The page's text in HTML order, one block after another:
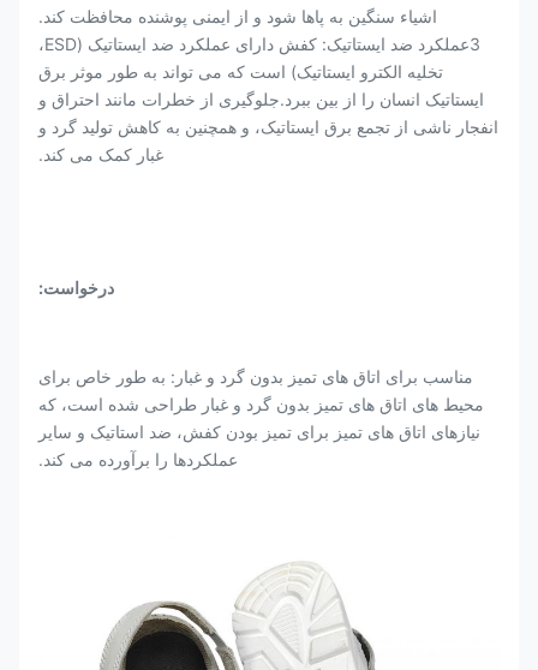
اشیاء سنگین به پاها شود و از ایمنی پوشنده محافظت کند.
3عملکرد ضد ایستاتیک: کفش دارای عملکرد ضد ایستاتیک (ESD،
تخلیه الکترو ایستاتیک) است که می تواند به طور موثر برق
ایستاتیک انسان را از بین ببرد.جلوگیری از خطرات مانند احتراق و
انفجار ناشی از تجمع برق ایستاتیک، و همچنین به کاهش تولید گرد و
غبار کمک می کند.
درخواست:
مناسب برای اتاق های تمیز بدون گرد و غبار: به طور خاص برای
محیط های اتاق های تمیز بدون گرد و غبار طراحی شده است، که
نیازهای اتاق های تمیز برای تمیز بودن کفش، ضد استاتیک و سایر
عملکردها را برآورده می کند.